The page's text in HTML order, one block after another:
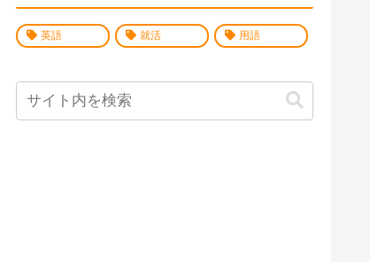
英語 就活 用語